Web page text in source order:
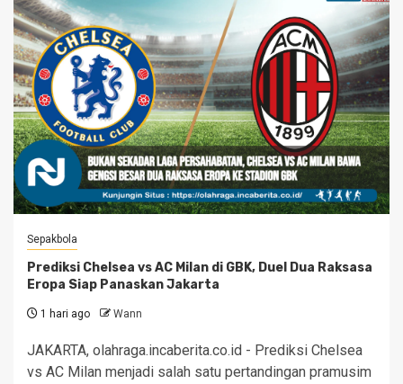
Sepakbola
Prediksi Chelsea vs AC Milan di GBK, Duel Dua Raksasa
Eropa Siap Panaskan Jakarta
1 hari ago Wann
JAKARTA, olahraga.incaberita.co.id - Prediksi Chelsea
vs AC Milan menjadi salah satu pertandingan pramusim